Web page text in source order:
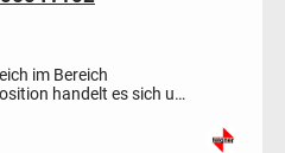
im Bereich
handelt es sich um